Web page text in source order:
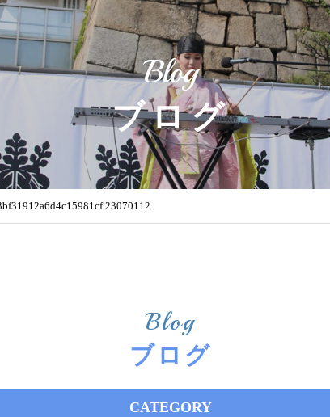
Blog
ブログ
Blog
ブログ
CATEGORY